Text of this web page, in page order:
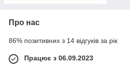
Про нас
86% позитивних з 14 відгуків за рік
Працює з 06.09.2023